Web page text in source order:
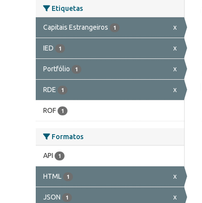
Etiquetas
Capitais Estrangeiros 1 x
IED 1 x
Portfólio 1 x
RDE 1 x
ROF 1
Formatos
API 1
HTML 1 x
JSON 1 x